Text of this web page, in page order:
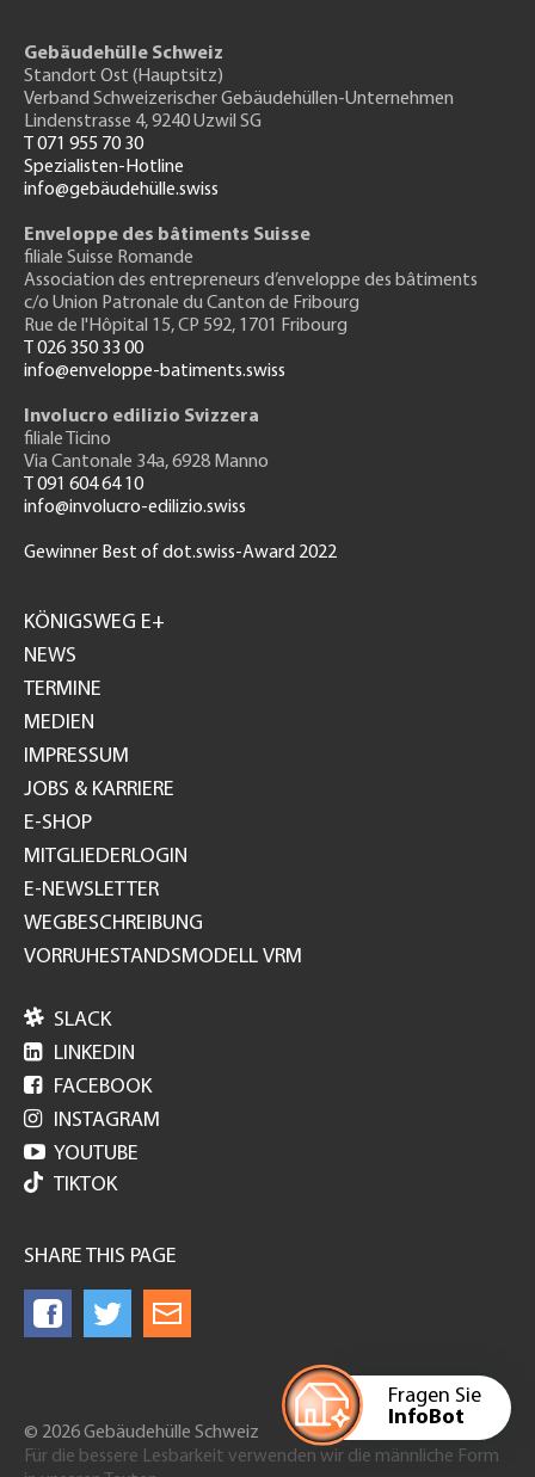
Fragen Sie
InfoBot
Gebäudehülle Schweiz
Standort Ost (Hauptsitz)
Verband Schweizerischer Gebäudehüllen-Unternehmen
Lindenstrasse 4, 9240 Uzwil SG
T 071 955 70 30
Spezialisten-Hotline
info@gebäudehülle.swiss
Enveloppe des bâtiments Suisse
filiale Suisse Romande
Association des entrepreneurs d’enveloppe des bâtiments
c/o Union Patronale du Canton de Fribourg
Rue de l'Hôpital 15, CP 592, 1701 Fribourg
T 026 350 33 00
info@enveloppe-batiments.swiss
Involucro edilizio Svizzera
filiale Ticino
Via Cantonale 34a, 6928 Manno
T 091 604 64 10
info@involucro-edilizio.swiss
Gewinner Best of dot.swiss-Award 2022
GH
KÖNIGSWEG E+
NEWS
TERMINE
MEDIEN
IMPRESSUM
JOBS & KARRIERE
E-SHOP
MITGLIEDERLOGIN
E-NEWSLETTER
WEGBESCHREIBUNG
VORRUHESTANDSMODELL VRM
 SLACK
 LINKEDIN
 FACEBOOK
 INSTAGRAM
 YOUTUBE
TIKTOK
SHARE THIS PAGE
© 2026 Gebäudehülle Schweiz
Für die bessere Lesbarkeit verwenden wir die männliche Form